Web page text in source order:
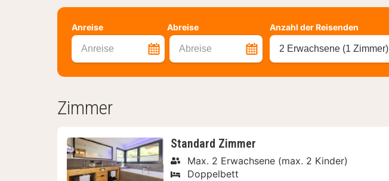
Anreise Abreise
Anreise Abreise
Anzahl der Reisenden
2 Erwachsene (1 Zimmer)
Zimmer
Standard Zimmer
Max. 2 Erwachsene (max. 2 Kinder)
Doppelbett